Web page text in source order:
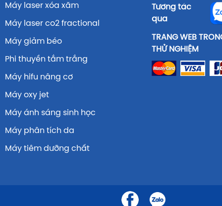
Máy laser xóa xăm
Máy laser co2 fractional
Máy giảm béo
Phi thuyền tắm trắng
Máy hifu nâng cơ
Máy oxy jet
Máy ánh sáng sinh học
Máy phân tích da
Máy tiêm dưỡng chất
Tương tác
qua
TRANG WEB
THỬ NGHIỆM